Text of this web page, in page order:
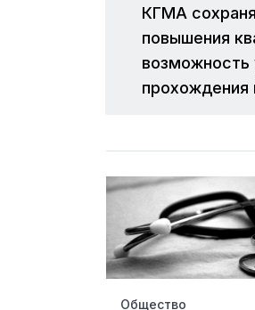
КГМА
повышения
возможность
прохождения
Общество